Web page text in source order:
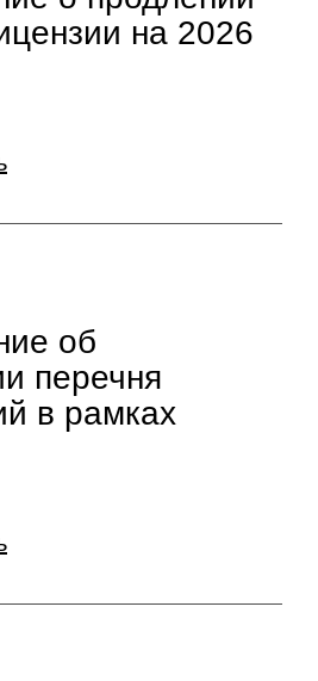
на 2026
об
перечня
в рамках